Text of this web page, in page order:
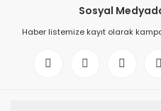
Sosyal
Haber listemize kayıt olarak